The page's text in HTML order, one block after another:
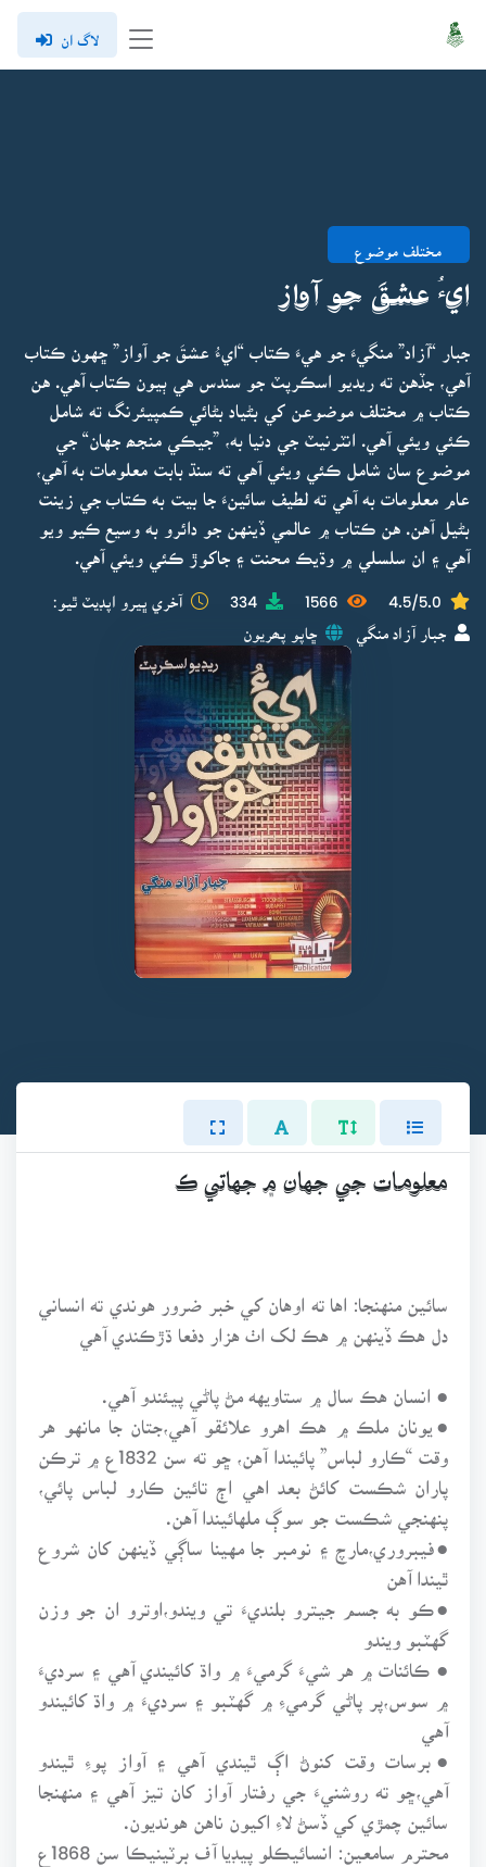
لاگ ان
مختلف موضوع
ايءُ عشقَ جو آواز
جبار “آزاد” منگيءَ جو هيءَ ڪتاب “ايءُ عشقَ جو آواز” ڇهون ڪتاب
آهي، جڏهن ته ريديو اسڪرپٽ جو سندس هي ٻيون ڪتاب آهي. هن
ڪتاب ۾ مختلف موضوعن کي بڻياد بڻائي ڪمپيئرنگ ته شامل
ڪئي ويئي آهي. انٽرنيٽ جي دنيا به، ”جيڪي منجھ جهان“ جي
موضوع سان شامل ڪئي ويئي آهي ته سنڌ بابت معلومات به آهي،
عام معلومات به آهي ته لطيف سائينءَ جا بيت به ڪتاب جي زينت
بڻيل آهن. هن ڪتاب ۾ عالمي ڏينهن جو دائرو به وسيع ڪيو ويو
آهي ۽ ان سلسلي ۾ وڌيڪ محنت ۽ جاکوڙ ڪئي ويئي آهي.
4.5/5.0
1566
334 آخري ڀيرو اپڊيٽ ٿيو:
جبار آزاد منگي ڇاپو پھريون
معلومات جي جهان ۾ جهاتي ڪ
سائين منهنجا: اها ته اوهان کي خبر ضرور هوندي ته انساني
دل هڪ ڏينهن ۾ هڪ لک اٺ هزار دفعا ڌڙڪندي آهي
● انسان هڪ سال ۾ ستاويهه مڻ پاڻي پيئندو آهي.
●يونان ملڪ ۾ هڪ اهرو علائقو آهي،جتان جا مانهو هر
پاران شڪست کائڻ بعد اهي اڄ تائين ڪارو لباس پائي،
پنهنجي شڪست جو سوڳ ملهائيندا آهن.
●فيبروري،مارچ ۽ نومبر جا مهينا ساڳي ڏينهن کان شروع
ٿيندا آهن
●ڪو به جسم جيترو بلنديءَ تي ويندو،اوترو ان جو وزن
گهٽبو ويندو
● ڪائنات ۾ هر شيءَ گرميءَ ۾ واڌ کائيندي آهي ۽ سرديءَ
۾ سوس،پر پاڻي گرميءِ ۾ گهٽبو ۽ سرديءَ ۾ واڌ کائيندو
آهي
●برسات وقت کنوڻ اڳ ٿيندي آهي ۽ آواز پوءِ ٿيندو
آهي،ڇو ته روشنيءَ جي رفتار آواز کان تيز آهي ۽ منهنجا
سائين چمڙي کي ڏسڻ لاءِ اکيون ناهن هونديون.